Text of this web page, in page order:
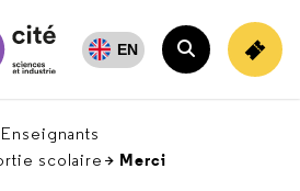
EN
Rechercher
Enseignants
scolaire
Merci